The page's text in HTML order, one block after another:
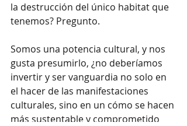
la destrucción del único habitat que
tenemos? Pregunto.
Somos una potencia cultural, y nos
gusta presumirlo, ¿no deberíamos
invertir y ser vanguardia no solo en
el hacer de las manifestaciones
culturales, sino en un cómo se hacen
más sustentable y comprometido